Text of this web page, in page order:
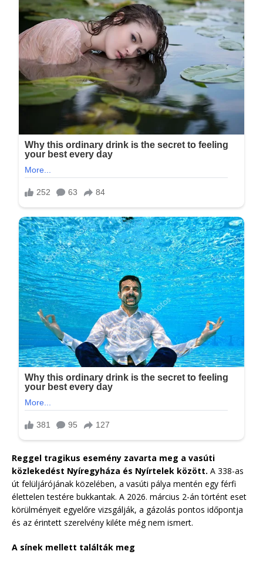
Reggel tragikus esemény zavarta meg a vasúti
közlekedést Nyíregyháza és Nyírtelek között. A 338-as
út felüljárójának közelében, a vasúti pálya mentén egy férfi
élettelen testére bukkantak. A 2026. március 2-án történt eset
körülményeit egyelőre vizsgálják, a gázolás pontos időpontja
és az érintett szerelvény kiléte még nem ismert.
A sínek mellett találták meg